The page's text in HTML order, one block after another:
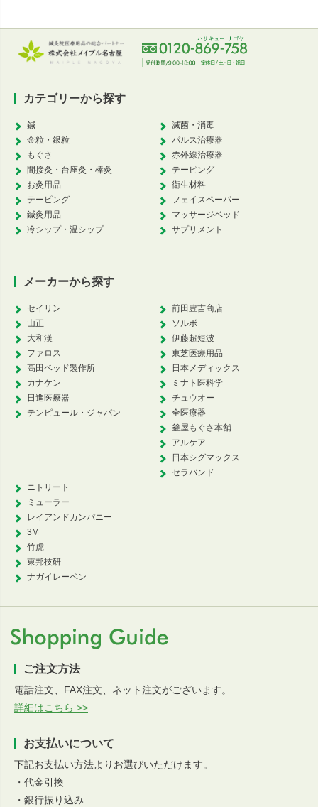
カテゴリーから探す
鍼
金粒・銀粒
もぐさ
間接灸・台座灸・棒灸
お灸用品
テーピング
鍼灸用品
冷シップ・温シップ
滅菌・消毒
パルス治療器
赤外線治療器
テーピング
衛生材料
フェイスペーパー
マッサージベッド
サプリメント
メーカーから探す
セイリン
山正
大和漢
ファロス
高田ベッド製作所
カナケン
日進医療器
テンピュール・ジャパン
前田豊吉商店
ソルボ
伊藤超短波
東芝医療用品
日本メディックス
ミナト医科学
チュウオー
全医療器
釜屋もぐさ本舗
アルケア
日本シグマックス
セラバンド
ニトリート
ミューラー
レイアンドカンパニー
3M
竹虎
東邦技研
ナガイレーベン
ご注文方法
電話注文、FAX注文、ネット注文がございます。
詳細はこちら >>
お支払いについて
下記お支払い方法よりお選びいただけます。
・代金引換
・銀行振り込み